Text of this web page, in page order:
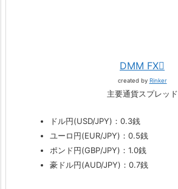
DMM FX
created by Rinker
主要通貨スプレッド
ドル円(USD/JPY)：0.3銭
ユーロ円(EUR/JPY)：0.5銭
ポンド円(GBP/JPY)：1.0銭
豪ドル円(AUD/JPY)：0.7銭